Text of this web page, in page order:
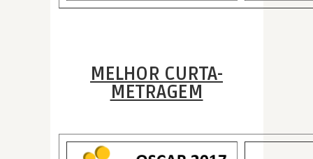
MELHOR CURTA-
METRAGEM